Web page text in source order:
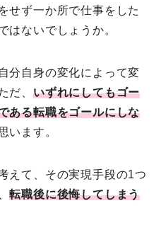
せず一か所で仕事をした
はないでしょうか。
分自身の変化によって変
だ、 いずれにしてもゴー
ある転職をゴールにしな
います。
えて、その実現手段の1つ
転職後に後悔してしまう